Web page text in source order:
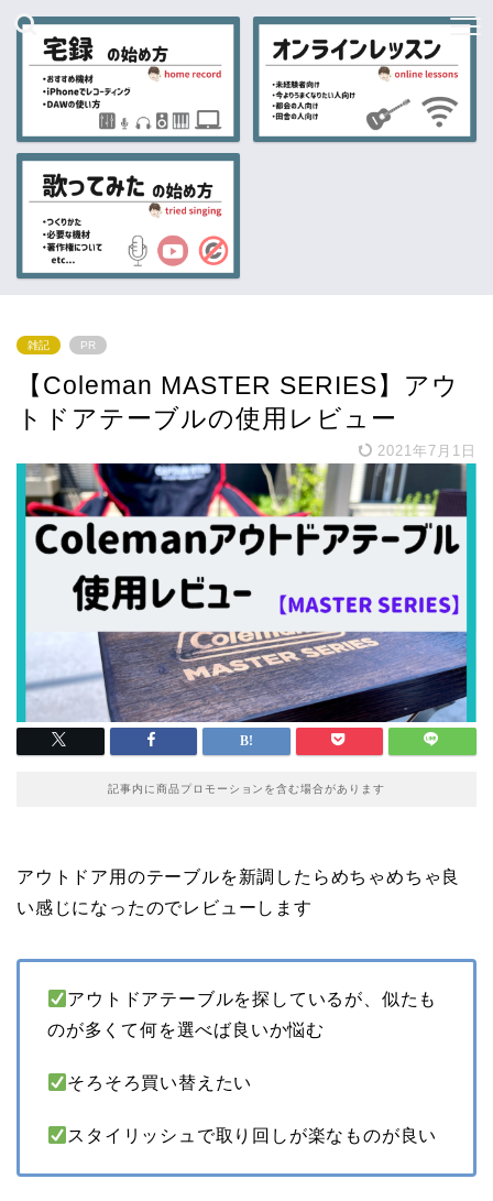
雑記 PR
【Coleman MASTER SERIES】アウ
トドアテーブルの使用レビュー
2021年7月1日
記事内に商品プロモーションを含む場合があります
アウトドア用のテーブルを新調したらめちゃめちゃ良
い感じになったのでレビューします
アウトドアテーブルを探しているが、似たも
のが多くて何を選べば良いか悩む
そろそろ買い替えたい
スタイリッシュで取り回しが楽なものが良い